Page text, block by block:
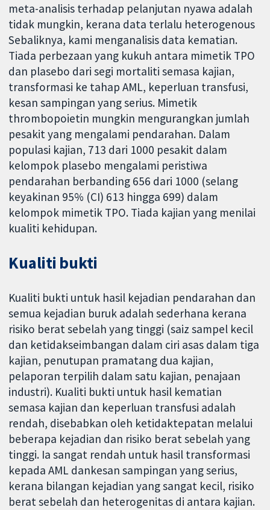
meta-analisis terhadap pelanjutan nyawa adalah
tidak mungkin, kerana data terlalu heterogenous
Sebaliknya, kami menganalisis data kematian.
Tiada perbezaan yang kukuh antara mimetik TPO
dan plasebo dari segi mortaliti semasa kajian,
transformasi ke tahap AML, keperluan transfusi,
kesan sampingan yang serius. Mimetik
thrombopoietin mungkin mengurangkan jumlah
pesakit yang mengalami pendarahan. Dalam
populasi kajian, 713 dari 1000 pesakit dalam
kelompok plasebo mengalami peristiwa
pendarahan berbanding 656 dari 1000 (selang
keyakinan 95% (CI) 613 hingga 699) dalam
kelompok mimetik TPO. Tiada kajian yang menilai
kualiti kehidupan.
Kualiti bukti
Kualiti bukti untuk hasil kejadian pendarahan dan
semua kejadian buruk adalah sederhana kerana
risiko berat sebelah yang tinggi (saiz sampel kecil
dan ketidakseimbangan dalam ciri asas dalam tiga
kajian, penutupan pramatang dua kajian,
pelaporan terpilih dalam satu kajian, penajaan
industri). Kualiti bukti untuk hasil kematian
semasa kajian dan keperluan transfusi adalah
rendah, disebabkan oleh ketidaktepatan melalui
beberapa kejadian dan risiko berat sebelah yang
tinggi. Ia sangat rendah untuk hasil transformasi
kepada AML dankesan sampingan yang serius,
kerana bilangan kejadian yang sangat kecil, risiko
berat sebelah dan heterogenitas di antara kajian.